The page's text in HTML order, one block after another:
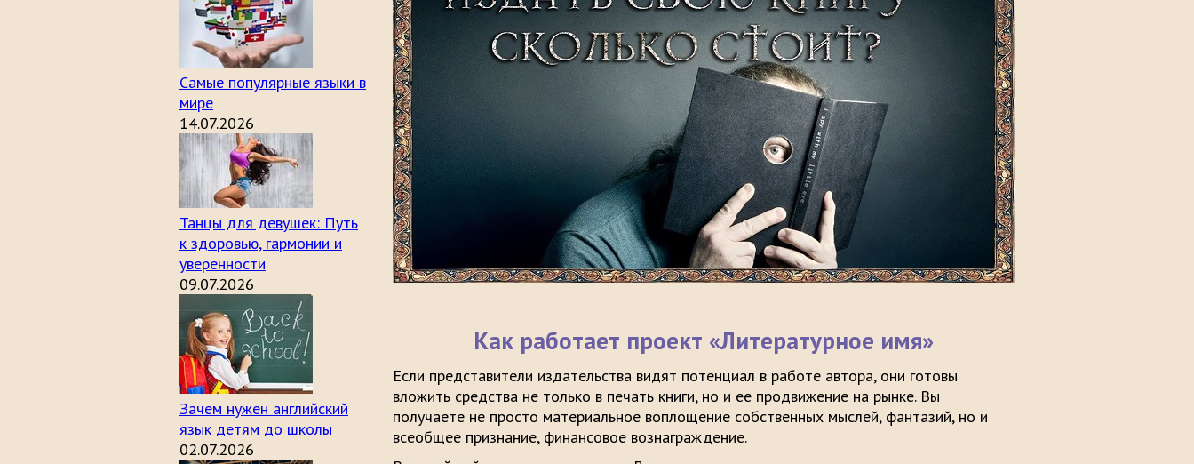
Самые популярные языки в
мире
14.07.2026
Танцы для девушек: Путь
к здоровью, гармонии и
уверенности
09.07.2026
Зачем нужен английский
язык детям до школы
02.07.2026
Как работает проект «Литературное имя»
Если представители издательства видят потенциал в работе автора, они готовы
вложить средства не только в печать книги, но и ее продвижение на рынке. Вы
получаете не просто материальное воплощение собственных мыслей, фантазий, но и
всеобщее признание, финансовое вознаграждение.